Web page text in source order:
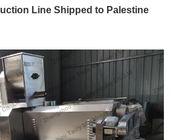
Line Shipped to Palestine